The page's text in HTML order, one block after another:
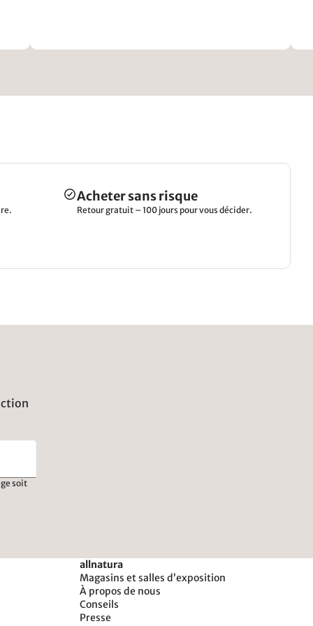
Acheter sans risque
Retour gratuit – 100 jours pour vous décider.
soit
allnatura
Magasins et salles d’exposition
À propos de nous
Conseils
Presse